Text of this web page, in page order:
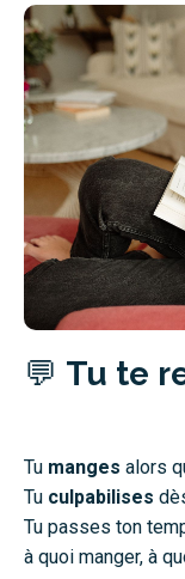
💬 Tu te
Tu manges alors
Tu culpabilises
Tu passes ton
à quoi manger, à